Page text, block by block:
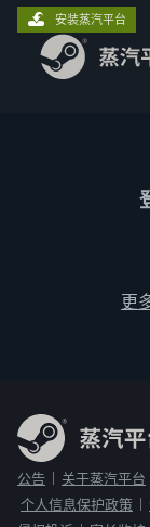
安装蒸汽平台
更
公告 关于蒸汽平台
个人信息保护政策